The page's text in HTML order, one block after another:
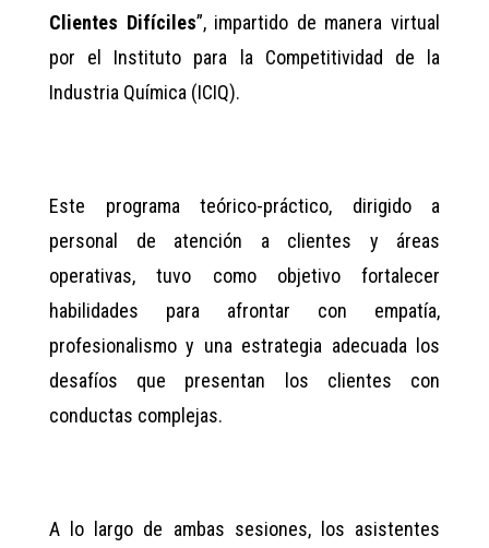
Clientes Difíciles”, impartido de manera virtual
por el Instituto para la Competitividad de la
Industria Química (ICIQ).
Este programa teórico-práctico, dirigido a
personal de atención a clientes y áreas
operativas, tuvo como objetivo fortalecer
habilidades para afrontar con empatía,
profesionalismo y una estrategia adecuada los
desafíos que presentan los clientes con
conductas complejas.
A lo largo de ambas sesiones, los asistentes